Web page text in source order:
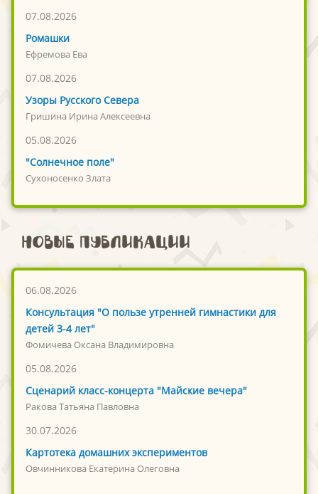
07.08.2026
Ромашки
Ефремова Ева
07.08.2026
Узоры Русского Севера
Гришина Ирина Алексеевна
05.08.2026
"Солнечное поле"
Сухоносенко Злата
Новые публикации
06.08.2026
Консультация "О пользе утренней гимнастики для
детей 3-4 лет"
Фомичева Оксана Владимировна
05.08.2026
Сценарий класс-концерта "Майские вечера"
Ракова Татьяна Павловна
30.07.2026
Картотека домашних экспериментов
Овчинникова Екатерина Олеговна